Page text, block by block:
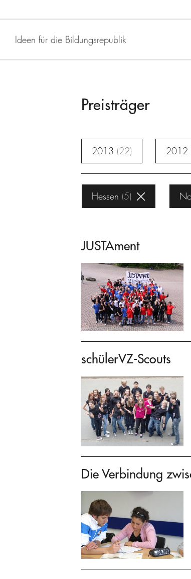
Ideen für die Bildungsrepublik
Preisträger
2013 22 2012
Hessen 5
JUSTAment
schülerVZ-Scouts
Die Verbindung